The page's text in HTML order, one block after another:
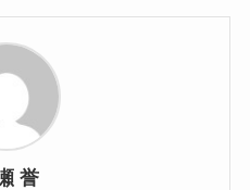
誉